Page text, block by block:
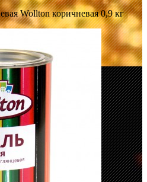
Wollton коричневая 0,9 кг